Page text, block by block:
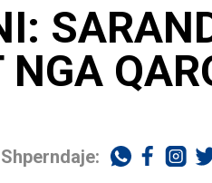
Shperndaje: